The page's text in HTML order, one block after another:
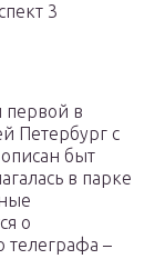
3
первой в
Петербург с
быт
в парке
о
телеграфа –